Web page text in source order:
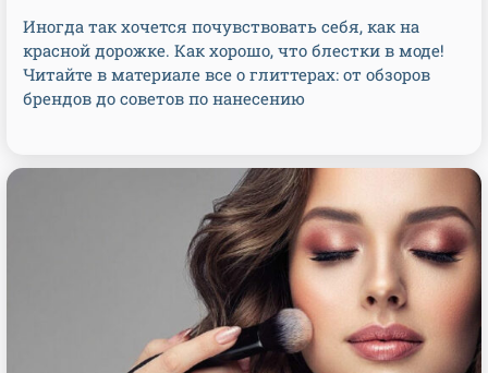
Иногда так хочется почувствовать себя, как на
красной дорожке. Как хорошо, что блестки в моде!
Читайте в материале все о глиттерах: от обзоров
брендов до советов по нанесению